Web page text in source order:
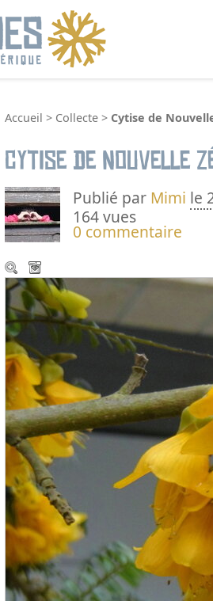
Accueil > Collecte > Cytise de
Cytise de Nouvelle
Publié par Mimi le
164 vues
0 commentaire